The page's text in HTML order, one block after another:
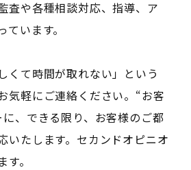
査や各種相談対応、指導、ア
います。
くて時間が取れない」という
気軽にご連絡ください。“お客
、できる限り、お客様のご都
いたします。セカンドオピニオ
。